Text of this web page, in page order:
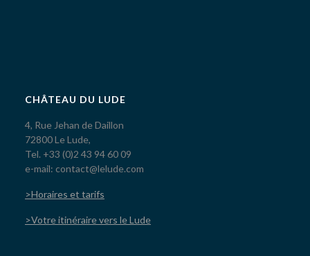
CHÂTEAU DU LUDE
4, Rue Jehan de Daillon
72800 Le Lude,
Tel. +33 (0)2 43 94 60 09
e-mail: contact@lelude.com
>Horaires et tarifs
>Votre itinéraire vers le Lude